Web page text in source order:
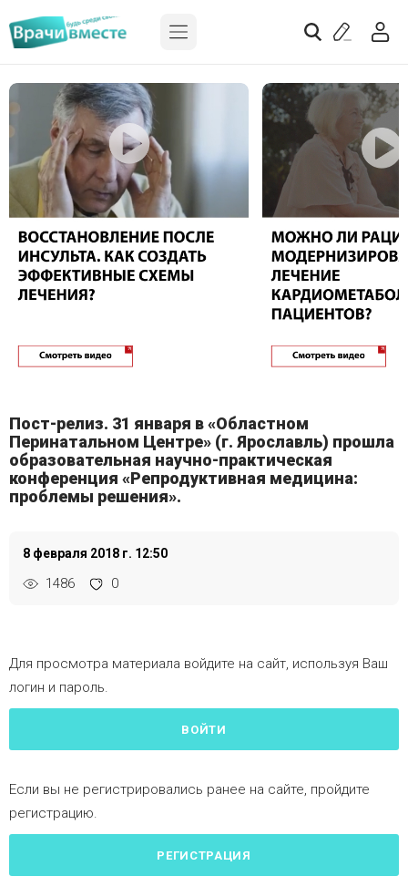
Пост-релиз. 31 января в «Областном
Перинатальном Центре» (г. Ярославль) прошла
образовательная научно-практическая
конференция «Репродуктивная медицина:
проблемы решения».
8 февраля 2018 г. 12:50
1486 0
Для просмотра материала войдите на сайт, используя Ваш
логин и пароль.
ВОЙТИ
Если вы не регистрировались ранее на сайте, пройдите
регистрацию.
РЕГИСТРАЦИЯ